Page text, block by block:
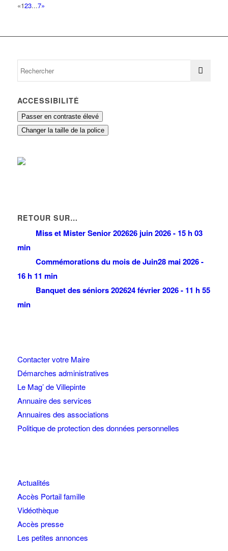
«123...7»
ACCESSIBILITÉ
Passer en contraste élevé
Changer la taille de la police
RETOUR SUR…
Miss et Mister Senior 202626 juin 2026 - 15 h 03
min
Commémorations du mois de Juin28 mai 2026 -
16 h 11 min
Banquet des séniors 202624 février 2026 - 11 h 55
min
Contacter votre Maire
Démarches administratives
Le Mag’ de Villepinte
Annuaire des services
Annuaires des associations
Politique de protection des données personnelles
Actualités
Accès Portail famille
Vidéothèque
Accès presse
Les petites annonces